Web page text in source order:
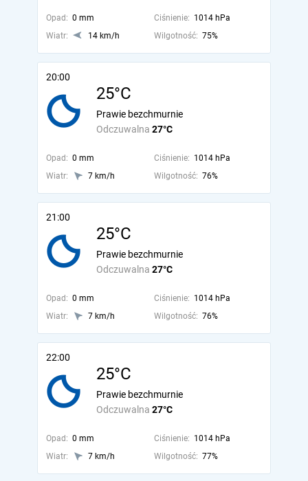
Opad: 0 mm Ciśnienie: 1014 hPa
Wiatr:
14 km/h Wilgotność: 75%
20:00
25°C
Odczuwalna 27°C
Prawie bezchmurnie
Opad: 0 mm Ciśnienie: 1014 hPa
Wiatr:
7 km/h Wilgotność: 76%
21:00
25°C
Odczuwalna 27°C
Prawie bezchmurnie
Opad: 0 mm Ciśnienie: 1014 hPa
Wiatr:
7 km/h Wilgotność: 76%
22:00
25°C
Odczuwalna 27°C
Prawie bezchmurnie
Opad: 0 mm Ciśnienie: 1014 hPa
Wiatr:
7 km/h Wilgotność: 77%